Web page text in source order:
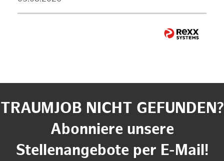
TRAUMJOB NICHT GEFUNDEN?
Abonniere unsere
Stellenangebote per E-Mail!